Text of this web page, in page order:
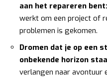
aan het repareren bent:
werkt om een project of
problemen is gekomen.
Dromen dat je op een
onbekende horizon
verlangen naar avontuur